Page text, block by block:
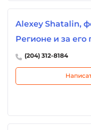
Alexey Shatalin,
Регионе и за
(204) 312-8184